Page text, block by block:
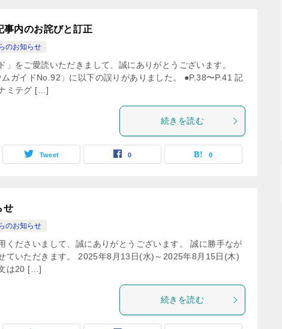
事内のお詫びと訂正
のお知らせ
」をご愛読いただきまして、誠にありがとうございます。
ガイドNo.92」に以下の誤りがありました。 ●P.38〜P.41 記
ミテグ […]
続きを読む
Tweet 0 0
せ
のお知らせ
くださいまして、誠にありがとうございます。 誠に勝手なが
ていただきます。 2025年8月13日(水)～2025年8月15日(木)
は20 […]
続きを読む